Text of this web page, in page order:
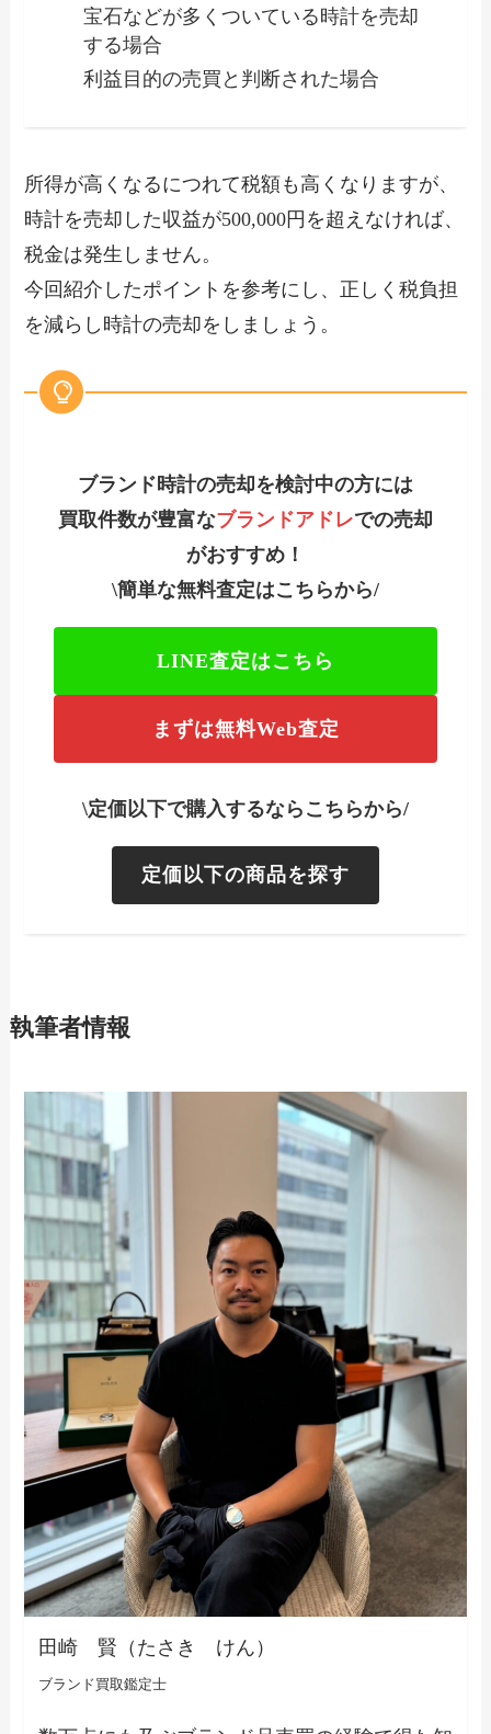
宝石などが多くついている時計を売却
する場合
利益目的の売買と判断された場合
所得が高くなるにつれて税額も高くなりますが、
時計を売却した収益が500,000円を超えなければ、
税金は発生しません。
今回紹介したポイントを参考にし、正しく税負担
を減らし時計の売却をしましょう。
ブランド時計の売却を検討中の方には
買取件数が豊富なブランドアドレでの売却
がおすすめ！
\簡単な無料査定はこちらから/
LINE査定はこちら
まずは無料Web査定
\定価以下で購入するならこちらから/
定価以下の商品を探す
執筆者情報
田崎 賢（たさき けん）
ブランド買取鑑定士